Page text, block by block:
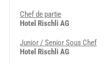
Chef de partie
Hotel Rischli AG
Junior / Senior Sous Chef
Hotel Rischli AG